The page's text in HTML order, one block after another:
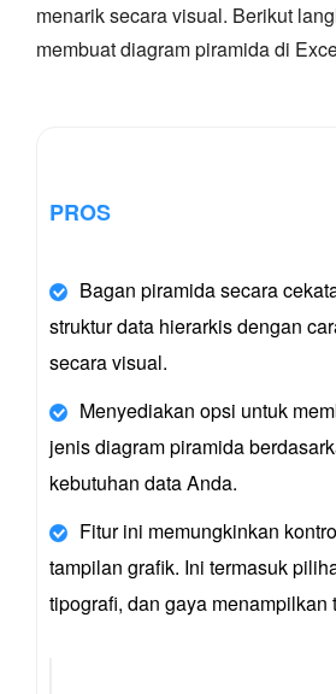
menarik secara visual. Berikut
membuat diagram piramida di
PROS
Bagan piramida secara
struktur data hierarkis dengan
secara visual.
Menyediakan opsi untuk
jenis diagram piramida
kebutuhan data Anda.
Fitur ini memungkinkan
tampilan grafik. Ini termasuk
tipografi, dan gaya menampilkan